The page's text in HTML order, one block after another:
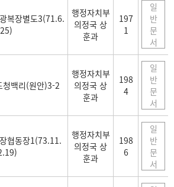
복장별도3(71.6.
행정자치부
의정국 상
훈과
197
1
일
반
문
서
청백리(원안)3-2
행정자치부
의정국 상
훈과
198
4
일
반
문
서
협동장1(73.11.
행정자치부
의정국 상
훈과
198
6
일
반
문
서